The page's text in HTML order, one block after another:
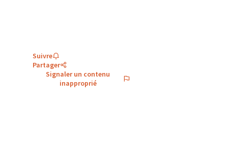
Suivre
Partager
Signaler un contenu
inapproprié